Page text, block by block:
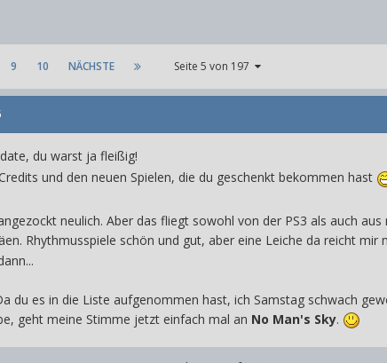
9 10 NÄCHSTE Seite 5 von 197
du warst ja fleißig!
und den neuen Spielen, die du geschenkt bekommen hast
neulich. Aber das fliegt sowohl von der PS3 als auch
Rhythmusspiele schön und gut, aber eine Leiche da reicht mir
du es in die Liste aufgenommen hast, ich Samstag schwach
geht meine Stimme jetzt einfach mal an No Man's Sky.